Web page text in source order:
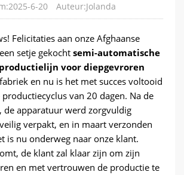
6-20 Auteur:Jolanda
Felicitaties aan onze Afghaanse
setje gekocht semi-automatische
voor diepgevroren
en nu is het met succes voltooid
van 20 dagen. Na de
de apparatuur werd zorgvuldig
verpakt, en in maart verzonden
is nu onderweg naar onze klant.
de klant zal klaar zijn om zijn
en met vertrouwen de productie te